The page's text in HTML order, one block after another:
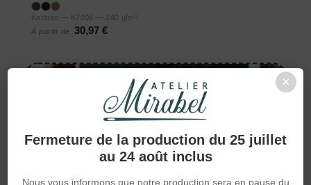
×
Fermeture de la production du 25 juillet
au 24 août inclus
Nous vous informons que notre production sera en pause du
Kariban — K7006 — 240 g/m²
À partir de
30,97 €